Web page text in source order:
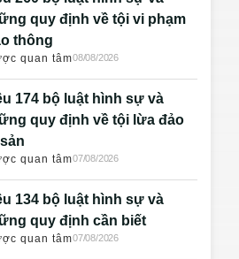
quy định về tội vi phạm
thông
quan tâm08/08/2026
174 bộ luật hình sự và
quy định về tội lừa đảo
quan tâm07/08/2026
134 bộ luật hình sự và
quy định cần biết
quan tâm07/08/2026